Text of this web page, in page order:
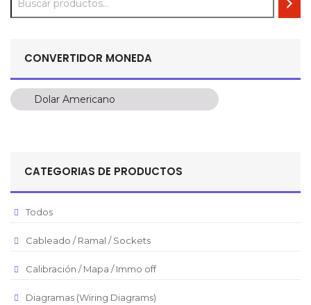
CONVERTIDOR MONEDA
Dolar Americano
Dolar Americano
Pesos Mexicanos
Euro
Real Brasilero
CATEGORIAS DE PRODUCTOS
Todos
Cableado / Ramal / Sockets
Calibración / Mapa / Immo off
Diagramas (Wiring Diagrams)